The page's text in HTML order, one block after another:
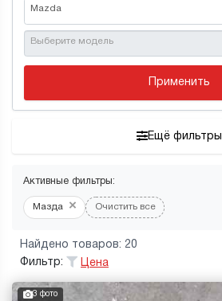
Mazda
Выберите модель
Применить
Ещё фильтры
Активные фильтры:
Мазда × Очистить все
Найдено товаров: 20
Фильтр:
Цена
3 фото